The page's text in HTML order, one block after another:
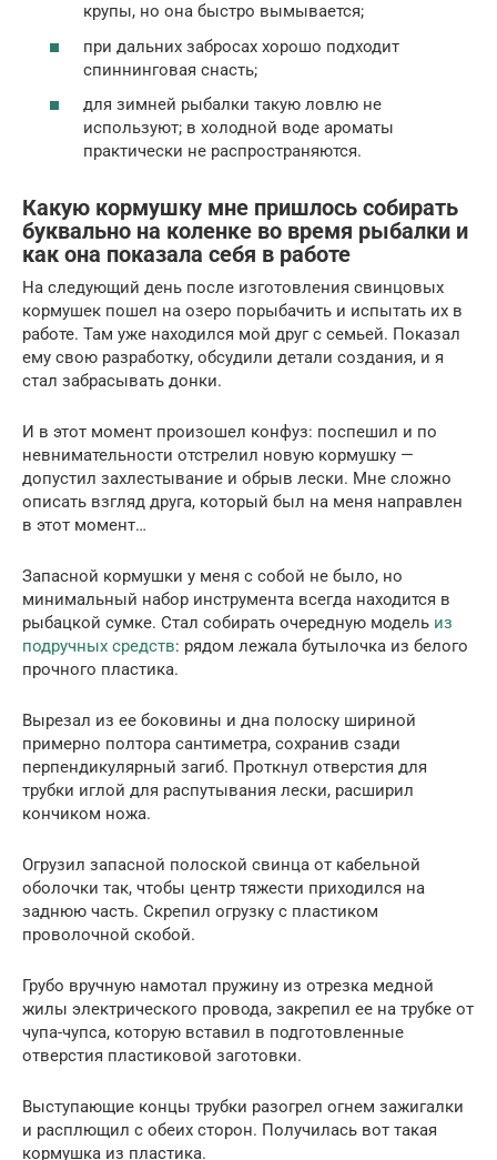
крупы, но она быстро вымывается;
при дальних забросах хорошо подходит
спиннинговая снасть;
для зимней рыбалки такую ловлю не
используют; в холодной воде ароматы
практически не распространяются.
Какую кормушку мне пришлось собирать
буквально на коленке во время рыбалки и
как она показала себя в работе
На следующий день после изготовления свинцовых
кормушек пошел на озеро порыбачить и испытать их в
работе. Там уже находился мой друг с семьей. Показал
ему свою разработку, обсудили детали создания, и я
стал забрасывать донки.
И в этот момент произошел конфуз: поспешил и по
невнимательности отстрелил новую кормушку —
допустил захлестывание и обрыв лески. Мне сложно
описать взгляд друга, который был на меня направлен
в этот момент…
Запасной кормушки у меня с собой не было, но
минимальный набор инструмента всегда находится в
рыбацкой сумке. Стал собирать очередную модель из
подручных средств: рядом лежала бутылочка из белого
прочного пластика.
Вырезал из ее боковины и дна полоску шириной
примерно полтора сантиметра, сохранив сзади
перпендикулярный загиб. Проткнул отверстия для
трубки иглой для распутывания лески, расширил
кончиком ножа.
Огрузил запасной полоской свинца от кабельной
оболочки так, чтобы центр тяжести приходился на
заднюю часть. Скрепил огрузку с пластиком
проволочной скобой.
Грубо вручную намотал пружину из отрезка медной
жилы электрического провода, закрепил ее на трубке от
чупа-чупса, которую вставил в подготовленные
отверстия пластиковой заготовки.
Выступающие концы трубки разогрел огнем зажигалки
и расплющил с обеих сторон. Получилась вот такая
кормушка из пластика.